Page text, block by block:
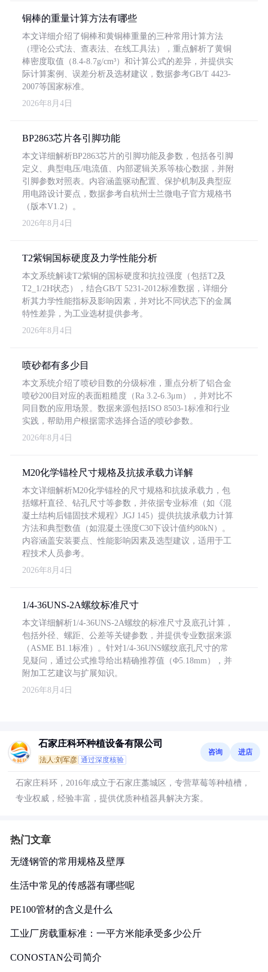
铜棒的重量计算方法有哪些
本文详细介绍了铜棒和黄铜棒重量的三种常用计算方法
（理论公式法、查表法、在线工具法），重点解析了黄铜
棒密度取值（8.4-8.7g/cm³）和计算公式的差异，并提供实
际计算案例、误差分析及选材建议，数据参考GB/T 4423-
2007等国家标准。
2026年8月4日
BP2863芯片各引脚功能
本文详细解析BP2863芯片的引脚功能及参数，包括各引脚
定义、典型电压/电流值、内部逻辑关系等核心数据，并附
引脚参数对照表。内容涵盖驱动配置、保护机制及典型应
用电路设计要点，数据参考自杭州士兰微电子官方规格书
（版本V1.2）。
2026年8月4日
T2紫铜国标硬度及力学性能分析
本文系统解读T2紫铜的国标硬度和抗拉强度（包括T2及
T2_1/2H状态），结合GB/T 5231-2012标准数据，详细分
析其力学性能指标及影响因素，并对比不同状态下的金属
特性差异，为工业选材提供参考。
2026年8月4日
喷砂都有多少目
本文系统介绍了喷砂目数的分级标准，重点分析了铝合金
喷砂200目对应的表面粗糙度（Ra 3.2-6.3μm），并对比不
同目数的应用场景。数据来源包括ISO 8503-1标准和行业
实践，帮助用户根据需求选择合适的喷砂参数。
2026年8月4日
M20化学锚栓尺寸规格及抗拔承载力详解
本文详细解析M20化学锚栓的尺寸规格和抗拔承载力，包
括螺杆直径、钻孔尺寸等参数，并依据专业标准（如《混
凝土结构后锚固技术规程》JGJ 145）提供抗拔承载力计算
方法和典型数值（如混凝土强度C30下设计值约80kN）。
内容涵盖安装要点、性能影响因素及选型建议，适用于工
程技术人员参考。
2026年8月4日
1/4-36UNS-2A螺纹标准尺寸
本文详细解析1/4-36UNS-2A螺纹的标准尺寸及底孔计算，
包括外径、螺距、公差等关键参数，并提供专业数据来源
（ASME B1.1标准）。针对1/4-36UNS螺纹底孔尺寸的常
见疑问，通过公式推导给出精确推荐值（Φ5.18mm），并
附加工艺建议与扩展知识。
2026年8月4日
石家庄科环种植设备有限公司
法人:刘军彦 通过深度核验
咨询 进店
石家庄科环，2016年成立于石家庄藁城区，专营草莓等种植槽，
专业权威，经验丰富，提供优质种植器具解决方案。
热门文章
无缝钢管的常用规格及壁厚
生活中常见的传感器有哪些呢
PE100管材的含义是什么
工业厂房载重标准：一平方米能承受多少公斤
CONOSTAN公司简介